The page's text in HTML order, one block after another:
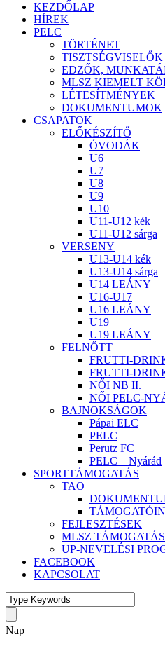
KEZDŐLAP
HÍREK
PELC
TÖRTÉNET
TISZTSÉGVISELŐK
EDZŐK,
MLSZ KIEMELT
LÉTESÍTMÉNYEK
DOKUMENTUMOK
CSAPATOK
ELŐKÉSZÍTŐ
ÓVODÁK
U6
U7
U8
U9
U10
U11-U12 kék
U11-U12 sárga
VERSENY
U13-U14 kék
U13-U14 sárga
U14 LEÁNY
U16-U17
U16 LEÁNY
U19
U19 LEÁNY
FELNŐTT
FRUTTI-
FRUTTI-
NŐI NB II.
NŐI PELC-
BAJNOKSÁGOK
Pápai ELC
PELC
Perutz FC
PELC – Nyárád
SPORTTÁMOGATÁS
TAO
FEJLESZTÉSEK
MLSZ TÁMOGATÁS
UP-NEVELÉSI
FACEBOOK
KAPCSOLAT
Nap